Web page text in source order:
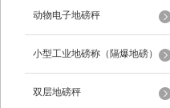
动物电子地磅秤
小型工业地磅称（隔爆地磅）
双层地磅秤